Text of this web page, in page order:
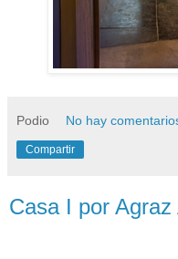
Podio No hay
Compartir
Casa I por